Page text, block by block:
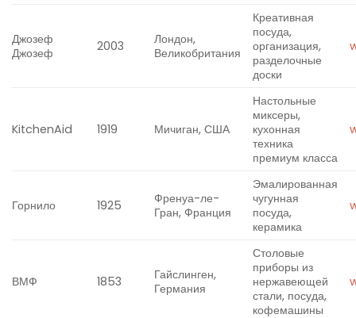
Джозеф
Джозеф
2003
Лондон,
Великобритания
Креативная
посуда,
организация,
разделочные
доски
KitchenAid 1919 Мичиган, США
Настольные
миксеры,
кухонная
техника
премиум класса
Горнило 1925
Френуа-ле-
Гран, Франция
Эмалированная
чугунная
посуда,
керамика ​
ВМФ 1853
Гайслинген,
Германия
Столовые
приборы из
нержавеющей
стали, посуда,
кофемашины